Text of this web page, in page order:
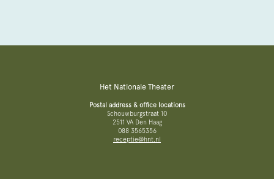
Het Nationale Theater
Postal address & office locations
Schouwburgstraat 10
2511 VA Den Haag
088 3565356
receptie@hnt.nl